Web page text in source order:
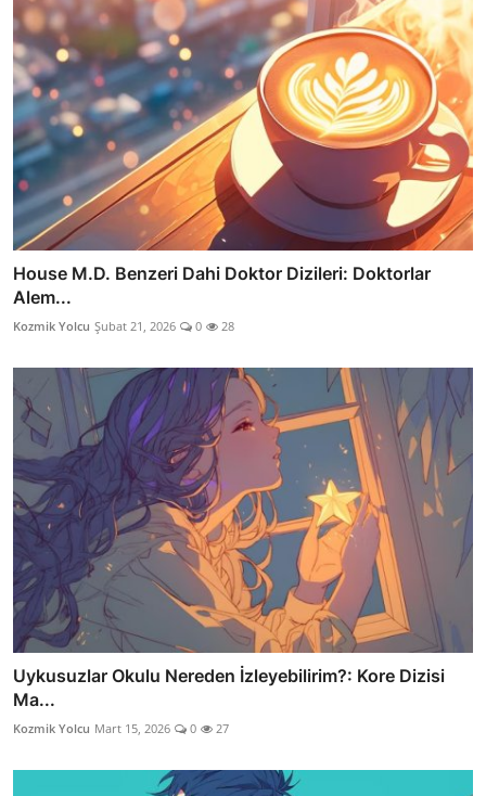
House M.D. Benzeri Dahi Doktor Dizileri: Doktorlar
Alem...
Kozmik Yolcu Şubat 21, 2026 0 28
Uykusuzlar Okulu Nereden İzleyebilirim?: Kore Dizisi
Ma...
Kozmik Yolcu Mart 15, 2026 0 27